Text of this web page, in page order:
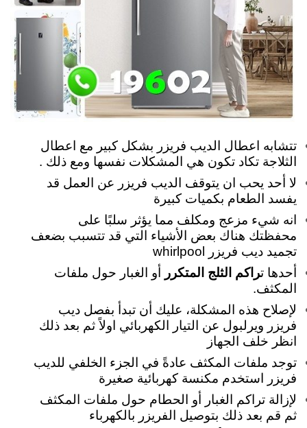
تتشابه اعطال الديب فريزر بشكل كبير مع اعطال
الثلاجة تكاد تكون هي المشكلات نفسها ومع ذلك .
لا أحد يحب ان يتوقف الديب فريزر عن العمل قد
يفسد الطعام بكميات كبيرة
انه شيء مزعج ومكلف مما يؤثر سلبًا على
محفظتك هناك بعض الأشياء التي قد تتسبب بضعف
تجميد ديب فريزر whirlpool
أحدها تراكم الثلج المتكرر
أو الغبار حول ملفات
المكثف.
لإصلاح هذه المشكلة، عليك أن تبدأ بفصل ديب
فريزر ويرلبول عن التيار الكهربائي اولاً ثم بعد ذلك
انظر خلف الجهاز
توجد ملفات المكثف عادةً في الجزء الخلفي للديب
فريزر استخدم مكنسة كهربائية صغيرة
لإزالة تراكم الغبار أو الحطام حول ملفات المكثف
ثم قم بعد ذلك بتوصيل الفريزر بالكهرباء